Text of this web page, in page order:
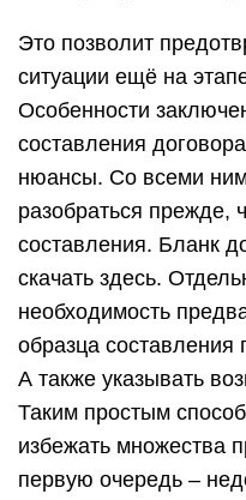
Это позволит
ситуации ещё на
Особенности
составления
нюансы. Со всеми
разобраться прежде,
составления. Бланк
скачать здесь.
необходимость
образца составления
А также указывать
Таким простым
избежать множества
первую очередь –